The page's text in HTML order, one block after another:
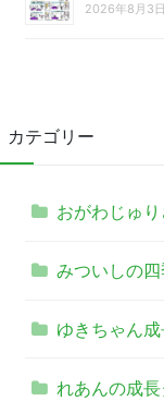
2026年8月3日
カテゴリー
おがわじゅ
みついしの
ゆきちゃん
れあんの成